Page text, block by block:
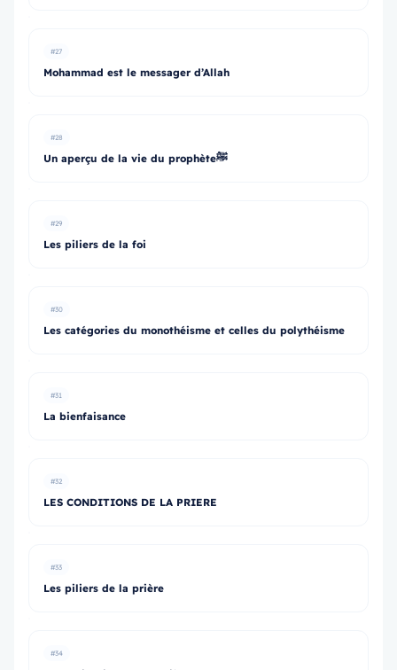
#27
Mohammad est le messager d’Allah
#28
Un aperçu de la vie du prophèteﷺ
#29
Les piliers de la foi
#30
Les catégories du monothéisme et celles du polythéisme
#31
La bienfaisance
#32
LES CONDITIONS DE LA PRIERE
#33
Les piliers de la prière
#34